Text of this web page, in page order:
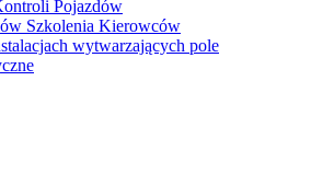
Pojazdów
Szkolenia Kierowców
wytwarzających pole